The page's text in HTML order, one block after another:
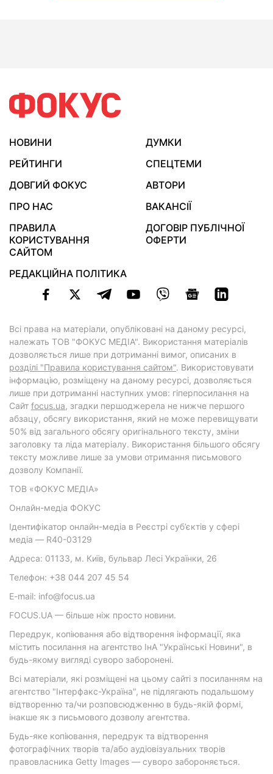
НОВИНИ
ДУМКИ
РЕЙТИНГИ
СПЕЦТЕМИ
ДОВГИЙ ФОКУС
АВТОРИ
ПРО НАС
ВАКАНСІЇ
ПРАВИЛА
КОРИСТУВАННЯ
САЙТОМ
ДОГОВІР ПУБЛІЧНОЇ
ОФЕРТИ
РЕДАКЦІЙНА ПОЛІТИКА
Всі права на матеріали, опубліковані на даному ресурсі,
належать ТОВ "ФОКУС МЕДІА". Використання матеріалів
дозволяється лише при дотриманні вимог, описаних в
розділі "Правила користування сайтом". Використовувати
інформацію, розміщену на даному ресурсі, дозволяється
лише при дотриманні наступних умов: гіперпосилання на
Cайт focus.ua, згадки першоджерела не нижче першого
абзацу, обсягу використання, який не може перевищувати
50% від загального обсягу оригінального тексту, зміни
заголовку та ліда матеріалу. Використання більшого обсягу
тексту можливе лише за умови отримання письмового
дозволу Компанії.
ТОВ «ФОКУС МЕДІА»
Онлайн-медіа ФОКУС
Ідентифікатор онлайн-медіа в Реєстрі суб’єктів у сфері
медіа — R40-03129
Адреса: 01133, м. Київ, бульвар Лесі Українки, 26
Телефон: +38 044 207 45 54
E-mail: info@focus.ua
FOCUS.UA — більше ніж просто новини.
Передрук, копіювання або відтворення інформації, яка
містить посилання на агентство ІнА "Українські Новини", в
будь-якому вигляді суворо заборонені.
Всі матеріали, які розміщені на цьому сайті з посиланням на
агентство "Інтерфакс-Україна", не підлягають подальшому
відтворенню та/чи розповсюдженню в будь-якій формі,
інакше як з письмового дозволу агентства.
Будь-яке копіювання, передрук та відтворення
фотографічних творів та/або аудіовізуальних творів
правовласника Getty Images — суворо забороняється.